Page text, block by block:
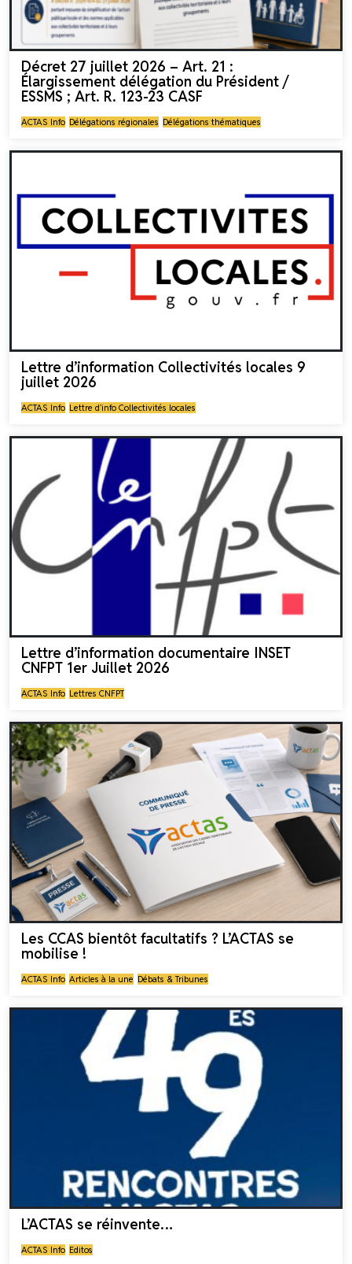
Décret 27 juillet 2026 – Art. 21 :
Élargissement délégation du Président /
ESSMS ; Art. R. 123-23 CASF
ACTAS Info Délégations régionales Délégations thématiques
Lettre d’information Collectivités locales 9
juillet 2026
ACTAS Info Lettre d’info Collectivités locales
Lettre d’information documentaire INSET
CNFPT 1er Juillet 2026
ACTAS Info Lettres CNFPT
Les CCAS bientôt facultatifs ? L’ACTAS se
mobilise !
ACTAS Info Articles à la une Débats & Tribunes
L’ACTAS se réinvente…
ACTAS Info Editos